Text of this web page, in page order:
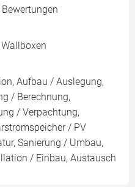
Aufbau / Auslegung,
/ Berechnung,
/ Verpachtung,
/ PV
Sanierung / Umbau,
/ Einbau, Austausch